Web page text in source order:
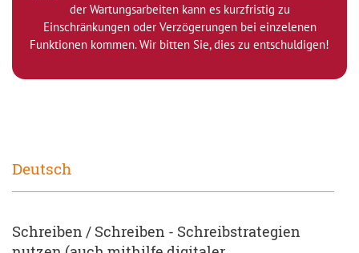
der Wartungsarbeiten kann es kurzfristig zu
Einschränkungen oder Verzögerungen bei einzelenen
Funktionen kommen. Wir bitten Sie, dies zu entschuldigen!
Deutsch
Schreiben / Schreiben - Schreibstrategien